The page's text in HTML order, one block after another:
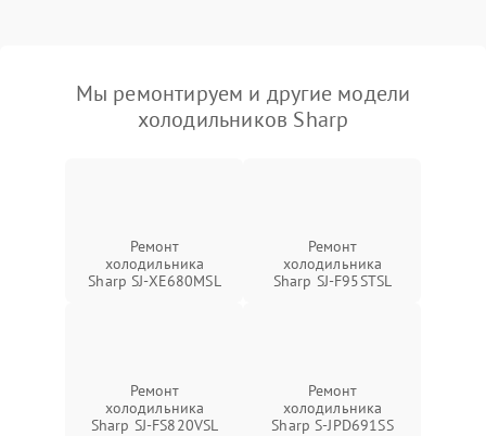
Мы ремонтируем и другие модели
холодильников Sharp
Ремонт
холодильника
Sharp SJ-XE680MSL
Ремонт
холодильника
Sharp SJ-F95STSL
Ремонт
холодильника
Sharp SJ-FS820VSL
Ремонт
холодильника
Sharp S-JPD691SS